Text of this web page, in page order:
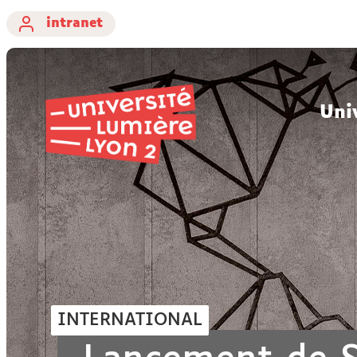
intranet
INTERNATIONAL